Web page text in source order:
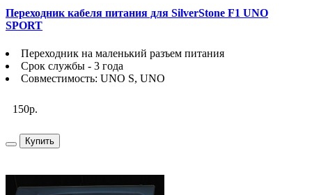
Переходник кабеля питания для SilverStone F1 UNO
SPORT
Переходник на маленький разъем питания
Срок службы - 3 года
Совместимость: UNO S, UNO
150р.
Купить